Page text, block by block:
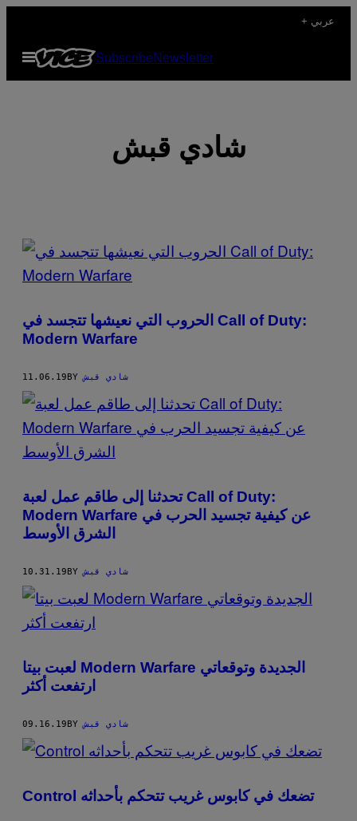
content
+ عربي
Open
Menu
SubscribeNewsletter
شادي قبش
POSTS
BY
THIS
AUTHOR
الحروب التي نعيشها تتجسد في Call of Duty:
Modern Warfare
11.06.19BYشادي قبش
تحدثنا إلى طاقم عمل لعبة Call of Duty:
Modern Warfare عن كيفية تجسيد الحرب في
الشرق الأوسط
10.31.19BYشادي قبش
لعبت بيتا Modern Warfare الجديدة وتوقعاتي
ارتفعت أكثر
09.16.19BYشادي قبش
Control تضعك في كابوس غريب تتحكم بأحداثه